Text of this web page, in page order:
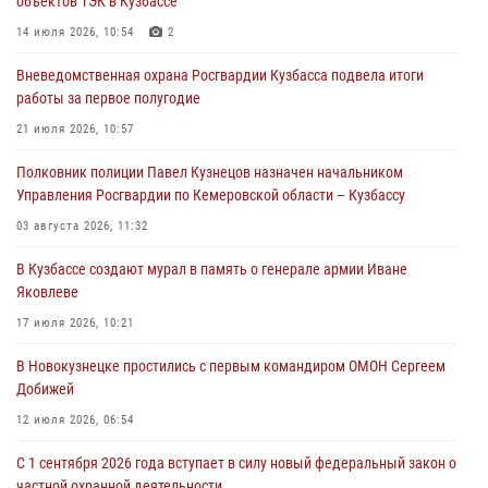
частной охранной деятельности
06 августа 2026, 10:19
Росгвардейцы задержали предполагаемого виновника причинения
ножевого ранения кемеровчанину
06 августа 2026, 09:18
Росгвардейцы задержали мужчину, повредившего имущество
горожанки
06 августа 2026, 08:17
Росгвардейцы пресекли противоправные действия и защитили
новокузнечанку от агрессивного знакомого
06 августа 2026, 07:16
14 июля 2026, 10:54 2
Вневедомственная охрана Росгвардии Кузбасса подвела итоги
работы за первое полугодие
21 июля 2026, 10:57
Полковник полиции Павел Кузнецов назначен начальником
Управления Росгвардии по Кемеровской области – Кузбассу
03 августа 2026, 11:32
В Кузбассе создают мурал в память о генерале армии Иване
Яковлеве
17 июля 2026, 10:21
В Новокузнецке простились с первым командиром ОМОН Сергеем
Добижей
12 июля 2026, 06:54
С 1 сентября 2026 года вступает в силу новый федеральный закон о